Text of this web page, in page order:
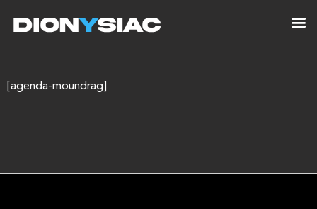
[agenda-moundrag]